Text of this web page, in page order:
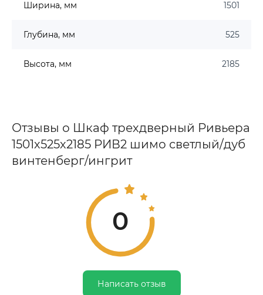
Ширина, мм 1501
Глубина, мм 525
Высота, мм 2185
Отзывы о Шкаф трехдверный Ривьера
1501х525х2185 РИВ2 шимо светлый/дуб
винтенберг/ингрит
0
Написать отзыв